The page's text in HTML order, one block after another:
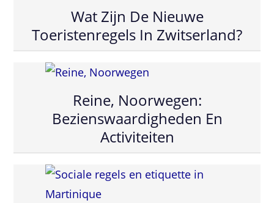
Wat Zijn De Nieuwe
Toeristenregels In Zwitserland?
Reine, Noorwegen:
Bezienswaardigheden En
Activiteiten